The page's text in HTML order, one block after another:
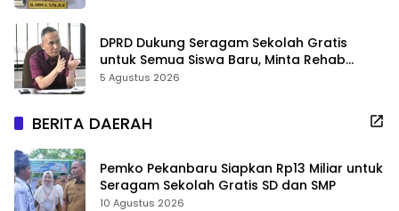
DPRD Dukung Seragam Sekolah Gratis
untuk Semua Siswa Baru, Minta Rehab
Sekolah Jangan Dikurangi
5 Agustus 2026
BERITA DAERAH
Pemko Pekanbaru Siapkan Rp13 Miliar untuk
Seragam Sekolah Gratis SD dan SMP
10 Agustus 2026